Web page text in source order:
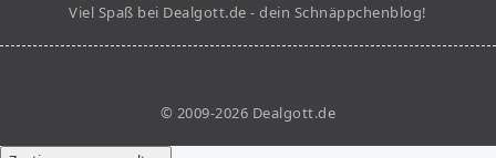
Viel Spaß bei Dealgott.de - dein Schnäppchenblog!
© 2009-2026 Dealgott.de